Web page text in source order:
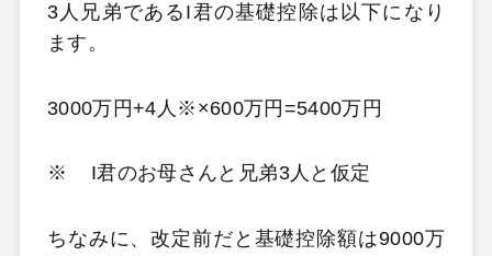
3人兄弟であるI君の基礎控除は以下になり
ます。
3000万円+4人※×600万円=5400万円
※ I君のお母さんと兄弟3人と仮定
ちなみに、改定前だと基礎控除額は9000万